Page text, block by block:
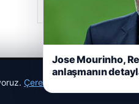
Çerez Politikamız
Jose Mourinho,
anlaşmanın